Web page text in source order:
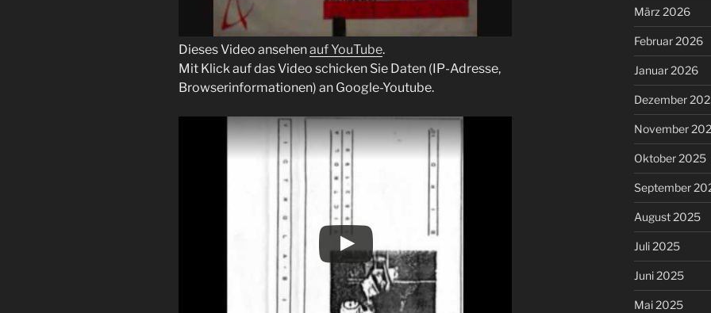
Dieses Video ansehenauf YouTube.
Mit Klick auf das Video schicken Sie Daten (IP-Adresse,
Browserinformationen) an Google-Youtube.
März 2026
Februar 2026
Januar 2026
Dezember
November
Oktober 2025
September
August 2025
Juli 2025
Juni 2025
Mai 2025